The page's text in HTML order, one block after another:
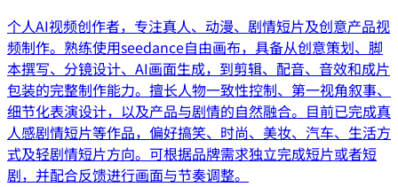
个人AI视频创作者，专注真人、动漫、剧情短片及创意产品视
频制作。熟练使用seedance自由画布，具备从创意策划、脚
本撰写、分镜设计、AI画面生成，到剪辑、配音、音效和成片
包装的完整制作能力。擅长人物一致性控制、第一视角叙事、
细节化表演设计，以及产品与剧情的自然融合。目前已完成真
人感剧情短片等作品，偏好搞笑、时尚、美妆、汽车、生活方
式及轻剧情短片方向。可根据品牌需求独立完成短片或者短
剧，并配合反馈进行画面与节奏调整。